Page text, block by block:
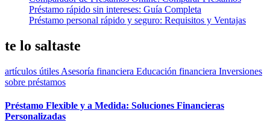
Préstamo rápido sin intereses: Guía Completa
Préstamo personal rápido y seguro: Requisitos y Ventajas
te lo saltaste
artículos útiles Asesoría financiera Educación financiera Inversiones
sobre préstamos
Préstamo Flexible y a Medida: Soluciones Financieras
Personalizadas